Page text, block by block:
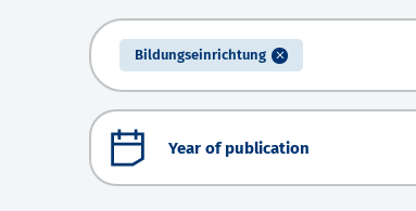
Bildungseinrichtung
Year of publication